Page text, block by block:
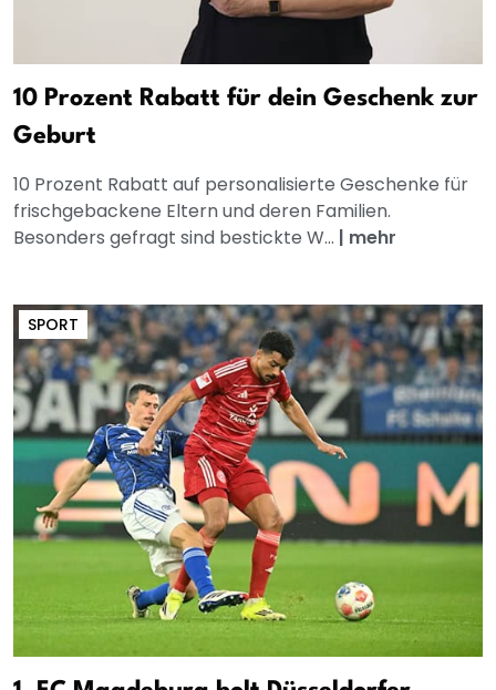
10 Prozent Rabatt für dein Geschenk zur
Geburt
10 Prozent Rabatt auf personalisierte Geschenke für
frischgebackene Eltern und deren Familien.
Besonders gefragt sind bestickte W... | mehr
SPORT